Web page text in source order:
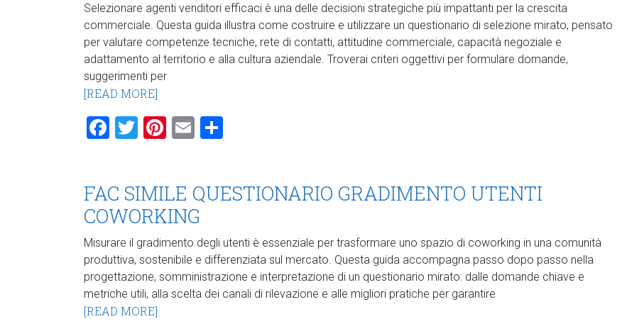
Selezionare agenti venditori efficaci è una delle decisioni strategiche più impattanti per la crescita
commerciale. Questa guida illustra come costruire e utilizzare un questionario di selezione mirato, pensato
per valutare competenze tecniche, rete di contatti, attitudine commerciale, capacità negoziale e
adattamento al territorio e alla cultura aziendale. Troverai criteri oggettivi per formulare domande,
suggerimenti per
[READ MORE]
Facebook
Twitter
Pinterest
Email
FAC SIMILE QUESTIONARIO GRADIMENTO UTENTI
COWORKING​
Misurare il gradimento degli utenti è essenziale per trasformare uno spazio di coworking in una comunità
produttiva, sostenibile e differenziata sul mercato. Questa guida accompagna passo dopo passo nella
progettazione, somministrazione e interpretazione di un questionario mirato: dalle domande chiave e
metriche utili, alla scelta dei canali di rilevazione e alle migliori pratiche per garantire
[READ MORE]